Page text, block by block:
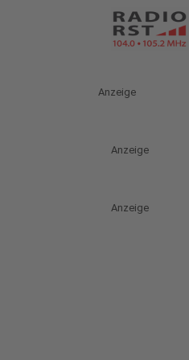
Anzeige
Anzeige
Anzeige